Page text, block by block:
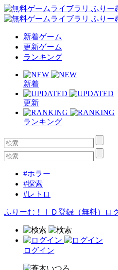
新着ゲーム
更新ゲーム
ランキング
新着
更新
ランキング
#ホラー
#探索
#レトロ
ふりーむ！ＩＤ登録（無料） ロ
ログイン